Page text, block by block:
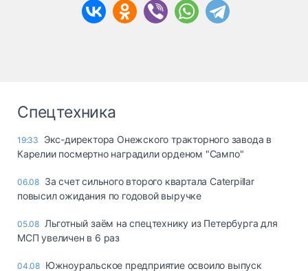
Спецтехника
19:33
Экс-директора Онежского тракторного завода в
Карелии посмертно наградили орденом "Сампо"
06.08 За счет сильного второго квартала Caterpillar
повысил ожидания по годовой выручке
05.08 Льготный заём на спецтехнику из Петербурга для
МСП увеличен в 6 раз
04.08 Южноуральское предприятие освоило выпуск